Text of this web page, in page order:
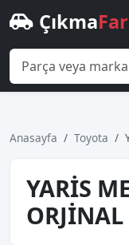
ÇıkmaFar
Anasayfa Toyota
YARİS
ORJİNAL